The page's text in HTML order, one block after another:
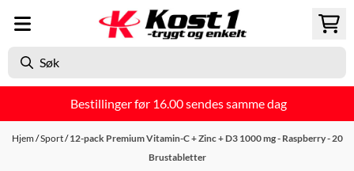
Hopp til innhold
Bestillinger før 16.00 sendes samme dag
Hjem/Sport/12-pack Premium Vitamin-C + Zinc + D3 1000 mg - Raspberry - 20
Brustabletter